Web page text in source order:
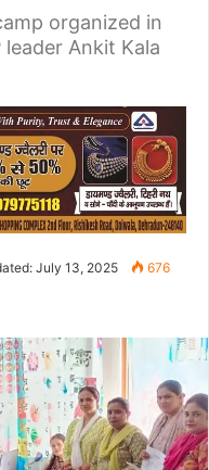
organized in
Ankit Kala
July 13, 2025 676